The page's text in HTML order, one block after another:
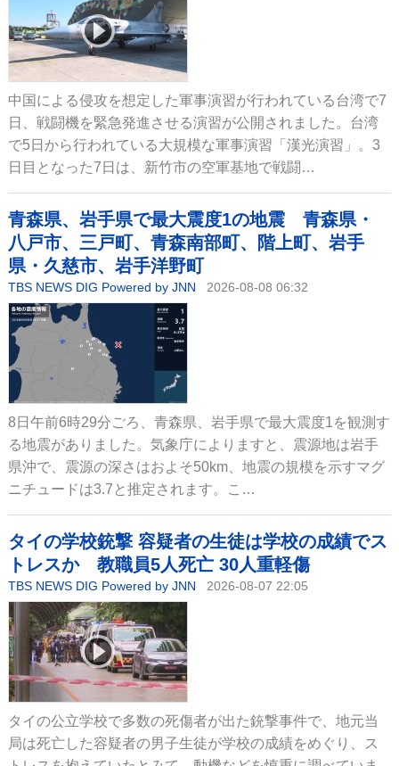
中国による侵攻を想定した軍事演習が行われている台湾で7
日、戦闘機を緊急発進させる演習が公開されました。台湾
で5日から行われている大規模な軍事演習「漢光演習」。3
日目となった7日は、新竹市の空軍基地で戦闘…
青森県、岩手県で最大震度1の地震 青森県・
八戸市、三戸町、青森南部町、階上町、岩手
県・久慈市、岩手洋野町
TBS NEWS DIG Powered by JNN 2026-08-08 06:32
8日午前6時29分ごろ、青森県、岩手県で最大震度1を観測す
る地震がありました。気象庁によりますと、震源地は岩手
県沖で、震源の深さはおよそ50km、地震の規模を示すマグ
ニチュードは3.7と推定されます。こ…
タイの学校銃撃 容疑者の生徒は学校の成績でス
トレスか 教職員5人死亡 30人重軽傷
TBS NEWS DIG Powered by JNN 2026-08-07 22:05
タイの公立学校で多数の死傷者が出た銃撃事件で、地元当
局は死亡した容疑者の男子生徒が学校の成績をめぐり、ス